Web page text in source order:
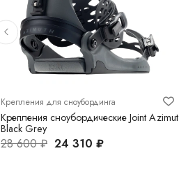
Крепления для сноубординга
Крепления сноубордические Joint Azimut
Black Grey
28 600 ₽ 24 310 ₽